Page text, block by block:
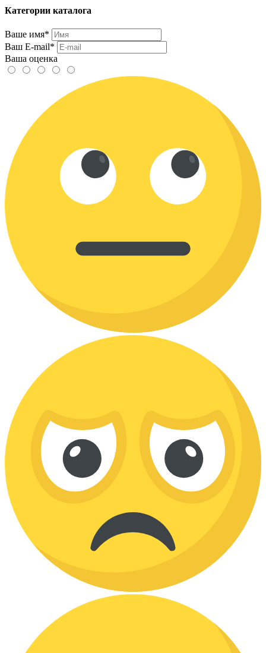
Категории каталога
Ваше имя*
Ваш E-mail*
Ваша оценка